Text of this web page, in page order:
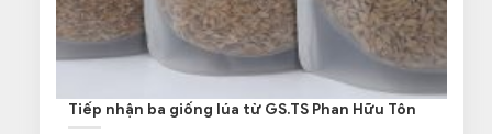
Tiếp nhận ba giống lúa từ GS.TS Phan Hữu Tôn